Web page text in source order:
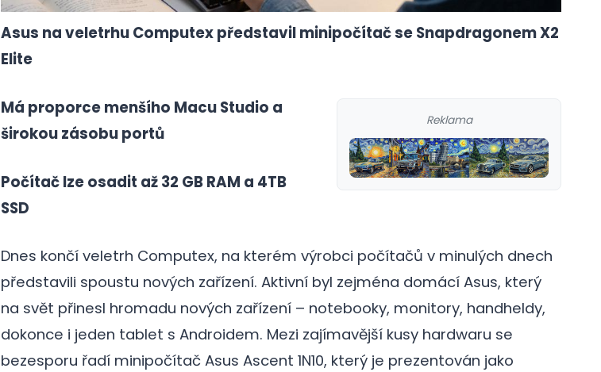
galerie: aplikace camp galerie: aplikace
Asus na veletrhu Computex představil minipočítač se Snapdragonem X2
Elite
Reklama
Má proporce menšího Macu Studio a
širokou zásobu portů
Počítač lze osadit až 32 GB RAM a 4TB
SSD
Dnes končí veletrh Computex, na kterém výrobci počítačů v minulých dnech
představili spoustu nových zařízení. Aktivní byl zejména domácí Asus, který
na svět přinesl hromadu nových zařízení – notebooky, monitory, handheldy,
dokonce i jeden tablet s Androidem. Mezi zajímavější kusy hardwaru se
bezesporu řadí minipočítač Asus Ascent 1N10, který je prezentován jako